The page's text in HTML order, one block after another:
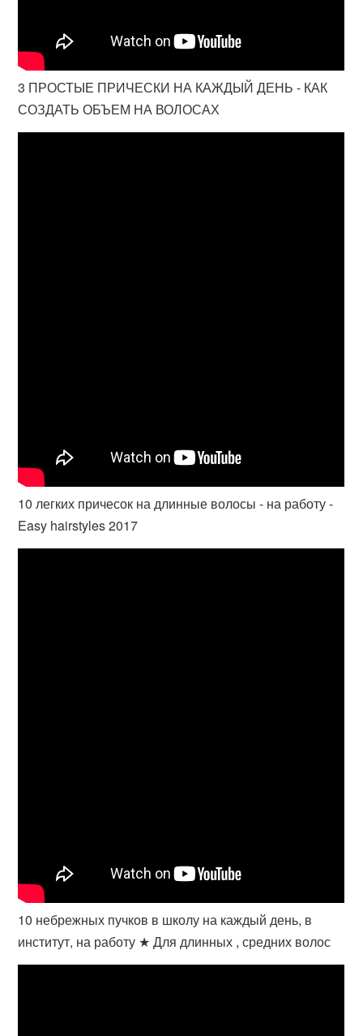
3 ПРОСТЫЕ ПРИЧЕСКИ НА КАЖДЫЙ ДЕНЬ - КАК
СОЗДАТЬ ОБЪЕМ НА ВОЛОСАХ
10 легких причесок на длинные волосы - на работу -
Easy hairstyles 2017
10 небрежных пучков в школу на каждый день, в
институт, на работу ★ Для длинных , средних волос